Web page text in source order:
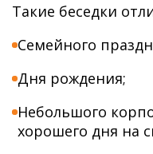
Такие беседки
Семейного
Дня рождения;
Небольшого
хорошего дня на